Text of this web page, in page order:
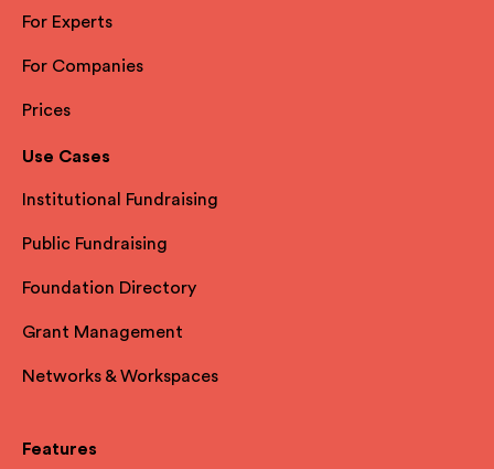
For Experts
For Companies
Prices
Use Cases
Institutional Fundraising
Public Fundraising
Foundation Directory
Grant Management
Networks & Workspaces
Features